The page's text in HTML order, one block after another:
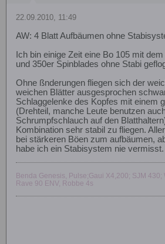
22.09.2010, 11:49
AW: 4 Blatt Aufbäumen ohne
Ich bin einige Zeit eine Bo 105 mit
und 350er Spinblades ohne Stabi
Ohne ßnderungen fliegen sich der
weichen Blätter ausgesprochen
Schlaggelenke des Kopfes mit einem
(Drehteil, manche Leute benutzen
Schrumpfschlauch auf den
Kombination sehr stabil zu fliegen.
bei stärkeren Böen zum aufbäumen,
habe ich ein Stabisystem nie vermisst.
Benda Genesis, Pulse;Gaui X4,200; SJM 430;
Rave 90 ENV, Robbe 4s